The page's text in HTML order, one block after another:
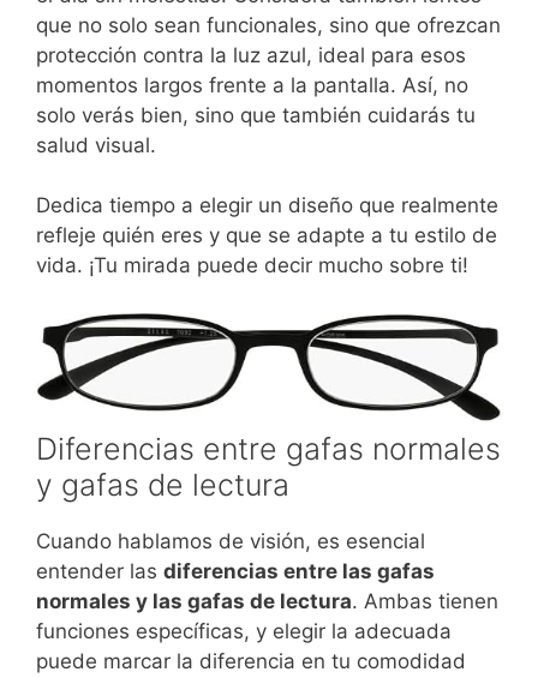
que no solo sean funcionales, sino que ofrezcan
protección contra la luz azul, ideal para esos
momentos largos frente a la pantalla. Así, no
solo verás bien, sino que también cuidarás tu
salud visual.
Dedica tiempo a elegir un diseño que realmente
refleje quién eres y que se adapte a tu estilo de
vida. ¡Tu mirada puede decir mucho sobre ti!
Diferencias entre gafas normales
y gafas de lectura
Cuando hablamos de visión, es esencial
entender las diferencias entre las gafas
normales y las gafas de lectura. Ambas tienen
funciones específicas, y elegir la adecuada
puede marcar la diferencia en tu comodidad